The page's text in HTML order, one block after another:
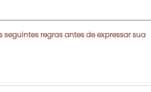
regras antes de expressar sua